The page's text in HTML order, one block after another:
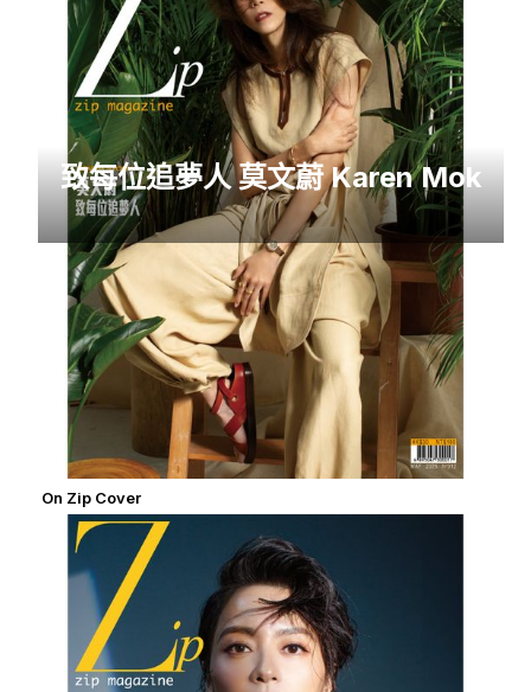
致每位追夢人 莫文蔚 Karen Mok
On Zip Cover